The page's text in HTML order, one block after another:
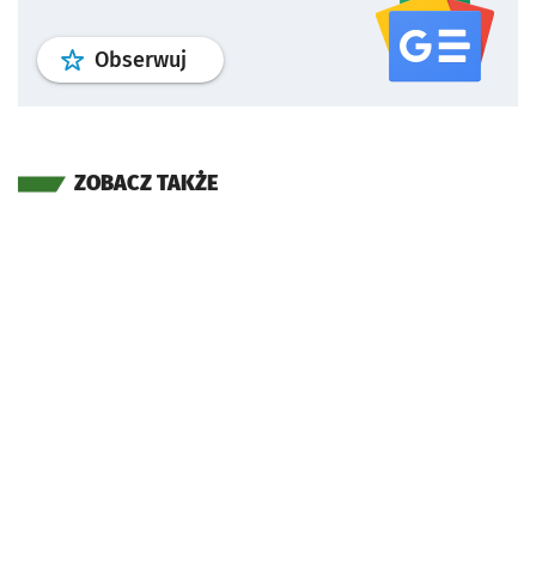
Obserwuj profil serwisu
ZOBACZ TAKŻE